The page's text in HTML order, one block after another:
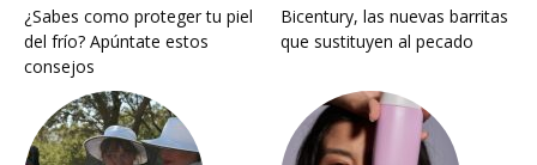
¿Sabes como proteger tu piel
del frío? Apúntate estos
consejos
Bicentury, las nuevas barritas
que sustituyen al pecado